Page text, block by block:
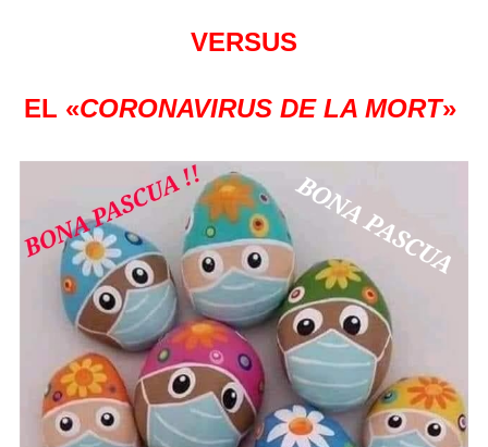
VERSUS
EL «CORONAVIRUS DE LA MORT»